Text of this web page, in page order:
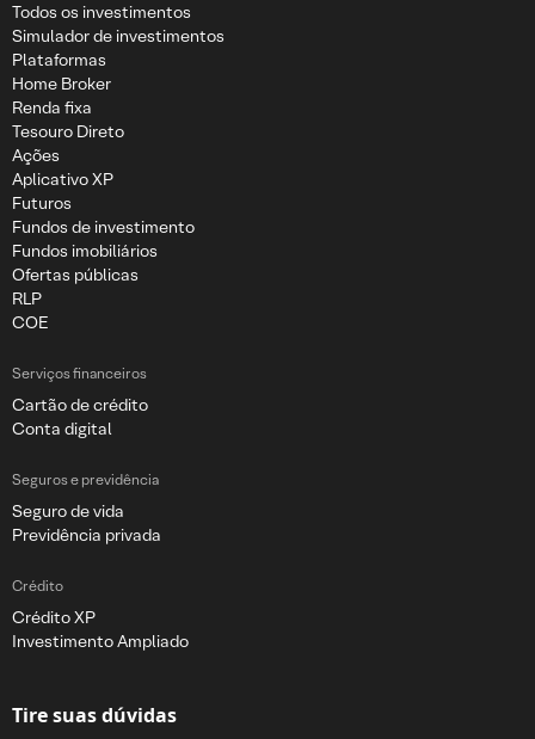
Todos os investimentos
Simulador de investimentos
Plataformas
Home Broker
Renda fixa
Tesouro Direto
Ações
Aplicativo XP
Futuros
Fundos de investimento
Fundos imobiliários
Ofertas públicas
RLP
COE
Serviços financeiros
Cartão de crédito
Conta digital
Seguros e previdência
Seguro de vida
Previdência privada
Crédito
Crédito XP
Investimento Ampliado
Tire suas dúvidas